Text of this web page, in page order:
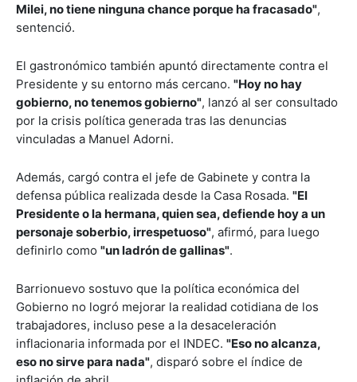
Milei, no tiene ninguna chance porque ha fracasado",
sentenció.
El gastronómico también apuntó directamente contra el
Presidente y su entorno más cercano. "Hoy no hay
gobierno, no tenemos gobierno", lanzó al ser consultado
por la crisis política generada tras las denuncias
vinculadas a Manuel Adorni.
Además, cargó contra el jefe de Gabinete y contra la
defensa pública realizada desde la Casa Rosada. "El
Presidente o la hermana, quien sea, defiende hoy a un
personaje soberbio, irrespetuoso", afirmó, para luego
definirlo como "un ladrón de gallinas".
Barrionuevo sostuvo que la política económica del
Gobierno no logró mejorar la realidad cotidiana de los
trabajadores, incluso pese a la desaceleración
inflacionaria informada por el INDEC. "Eso no alcanza,
eso no sirve para nada", disparó sobre el índice de